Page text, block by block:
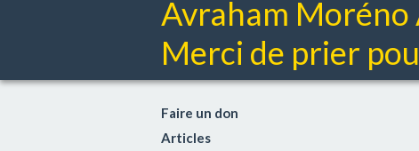
Avraham Moréno
Merci de prier
Faire un don
Articles